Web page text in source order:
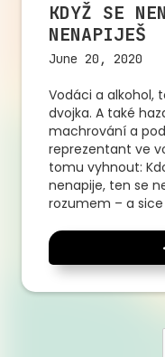
KDYŽ SE
NENAPIJEŠ
June 20, 2020
Vodáci a alkohol,
dvojka. A také
machrování a
reprezentant ve
tomu vyhnout:
nenapije, ten se
rozumem – a